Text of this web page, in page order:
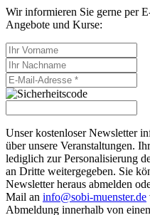
Wir informieren Sie gerne per
Angebote und Kurse:
Unser kostenloser Newsletter
über unsere Veranstaltungen.
lediglich zur Personalisierung
an Dritte weitergegeben. Sie
Newsletter heraus abmelden
Mail an info@sobi-muenster.de
Abmeldung innerhalb von